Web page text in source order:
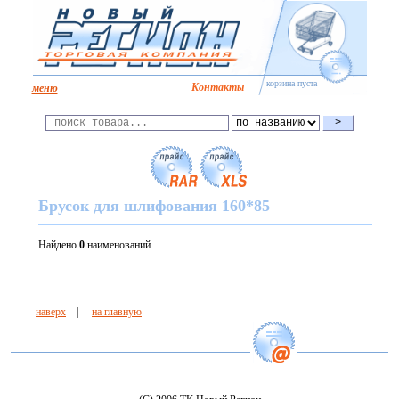
корзина пуста
Kонтакты
меню
Брусок для шлифования 160*85
Найдено 0наименований.
наверх на главную